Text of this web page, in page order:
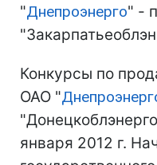
"Днепроэнерго" -
Конкурсы по
ОАО "
января 2012 г.